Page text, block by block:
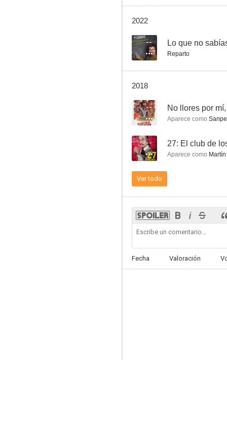
--
--
2022
-- Lo que no
Reparto
2018
-- No llores por
Aparece como
-- 27: El club de
Aparece como
Ver todo
Fecha Valoración